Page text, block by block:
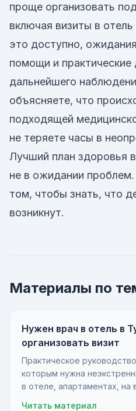
проще организовать
включая визиты в
это доступно,
помощи и
дальнейшего
объясняете, что
подходящей
не теряете часы в
Лучший план здоровья
не в ожидании
том, чтобы знать, что
возникнут.
Материалы по
Нужен врач в отель в
организовать визит
Практическое
которым нужна
в отеле, апартаментах, на
Читать материал